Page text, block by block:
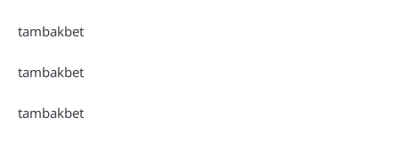
tambakbet
tambakbet
tambakbet